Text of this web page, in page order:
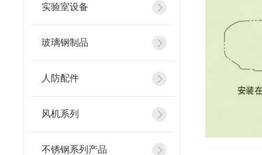
实验室设备
玻璃钢制品
人防配件
风机系列
不锈钢系列产品